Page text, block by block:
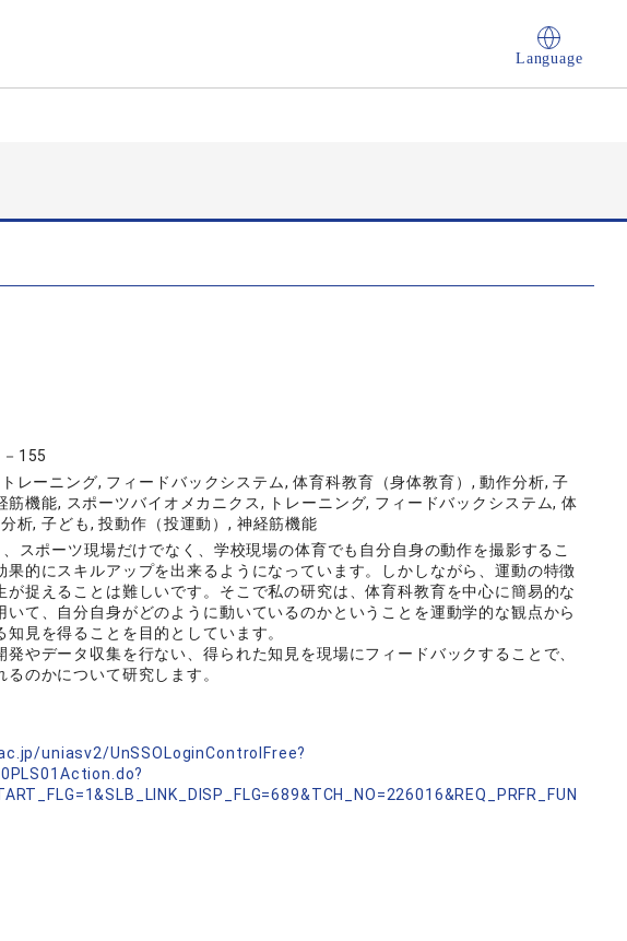
Language
155
レーニング, フィードバックシステム, 体育科教育（身体教育）, 動作分析, 子
筋機能, スポーツバイオメカニクス, トレーニング, フィードバックシステム, 体
析, 子ども, 投動作（投運動）, 神経筋機能
スポーツ現場だけでなく、学校現場の体育でも自分自身の動作を撮影するこ
果的にスキルアップを出来るようになっています。しかしながら、運動の特徴
が捉えることは難しいです。そこで私の研究は、体育科教育を中心に簡易的な
いて、自分自身がどのように動いているのかということを運動学的な観点から
見を得ることを目的としています。
発やデータ収集を行ない、得られた知見を現場にフィードバックすることで、
のかについて研究します。
uniasv2/UnSSOLoginControlFree?